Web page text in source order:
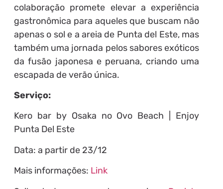
colaboração promete elevar a experiência
gastronômica para aqueles que buscam não
apenas o sol e a areia de Punta del Este, mas
também uma jornada pelos sabores exóticos
da fusão japonesa e peruana, criando uma
escapada de verão única.
Serviço:
Kero bar by Osaka no Ovo Beach | Enjoy
Punta Del Este
Data: a partir de 23/12
Mais informações: Link